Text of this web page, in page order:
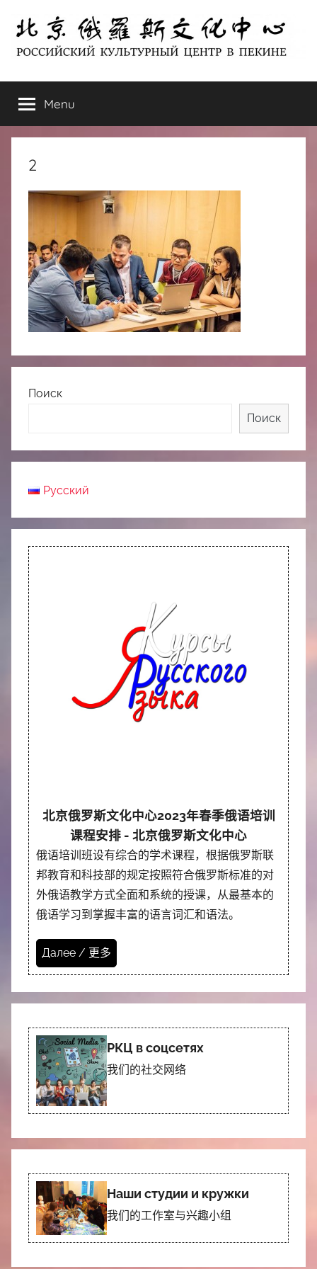
content
北
京
俄
罗
斯
文
化
中
心
ЦЕНТР
В
ПЕКИНЕ
Menu
2
Поиск
Поиск
Русский
北京俄罗斯文化中心2023年春季俄语培训
课程安排 - 北京俄罗斯文化中心
俄语培训班设有综合的学术课程，根据俄罗斯联
邦教育和科技部的规定按照符合俄罗斯标准的对
外俄语教学方式全面和系统的授课，从最基本的
俄语学习到掌握丰富的语言词汇和语法。
Далее / 更多
РКЦ в соцсетях
我们的社交网络
Наши студии и кружки
我们的工作室与兴趣小组